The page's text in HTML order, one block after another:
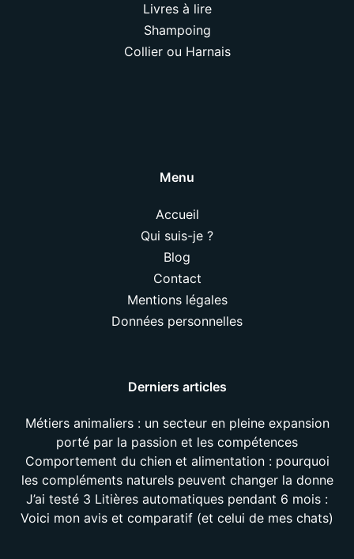
Livres à lire
Shampoing
Collier ou Harnais
Menu
Accueil
Qui suis-je ?
Blog
Contact
Mentions légales
Données personnelles
Derniers articles
Métiers animaliers : un secteur en pleine expansion
porté par la passion et les compétences
Comportement du chien et alimentation : pourquoi
les compléments naturels peuvent changer la donne
J’ai testé 3 Litières automatiques pendant 6 mois :
Voici mon avis et comparatif (et celui de mes chats)